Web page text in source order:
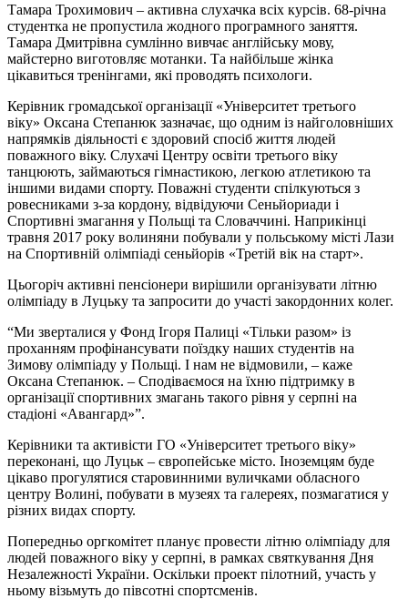
Тамара Трохимович – активна слухачка всіх курсів. 68-річна
студентка не пропустила жодного програмного заняття.
Тамара Дмитрівна сумлінно вивчає англійську мову,
майстерно виготовляє мотанки. Та найбільше жінка
цікавиться тренінгами, які проводять психологи.
Керівник громадської організації «Університет третього
віку» Оксана Степанюк зазначає, що одним із найголовніших
напрямків діяльності є здоровий спосіб життя людей
поважного віку. Слухачі Центру освіти третього віку
танцюють, займаються гімнастикою, легкою атлетикою та
іншими видами спорту. Поважні студенти спілкуються з
ровесниками з-за кордону, відвідуючи Сеньйориади і
Спортивні змагання у Польщі та Словаччині. Наприкінці
травня 2017 року волиняни побували у польському місті Лази
на Спортивній олімпіаді сеньйорів «Третій вік на старт».
Цьогоріч активні пенсіонери вирішили організувати літню
олімпіаду в Луцьку та запросити до участі закордонних колег.
“Ми зверталися у Фонд Ігоря Палиці «Тільки разом» із
проханням профінансувати поїздку наших студентів на
Зимову олімпіаду у Польщі. І нам не відмовили, – каже
Оксана Степанюк. – Сподіваємося на їхню підтримку в
організації спортивних змагань такого рівня у серпні на
стадіоні «Авангард»”.
Керівники та активісти ГО «Університет третього віку»
переконані, що Луцьк – європейське місто. Іноземцям буде
цікаво прогулятися старовинними вуличками обласного
центру Волині, побувати в музеях та галереях, позмагатися у
різних видах спорту.
Попередньо оргкомітет планує провести літню олімпіаду для
людей поважного віку у серпні, в рамках святкування Дня
Незалежності України. Оскільки проект пілотний, участь у
ньому візьмуть до півсотні спортсменів.